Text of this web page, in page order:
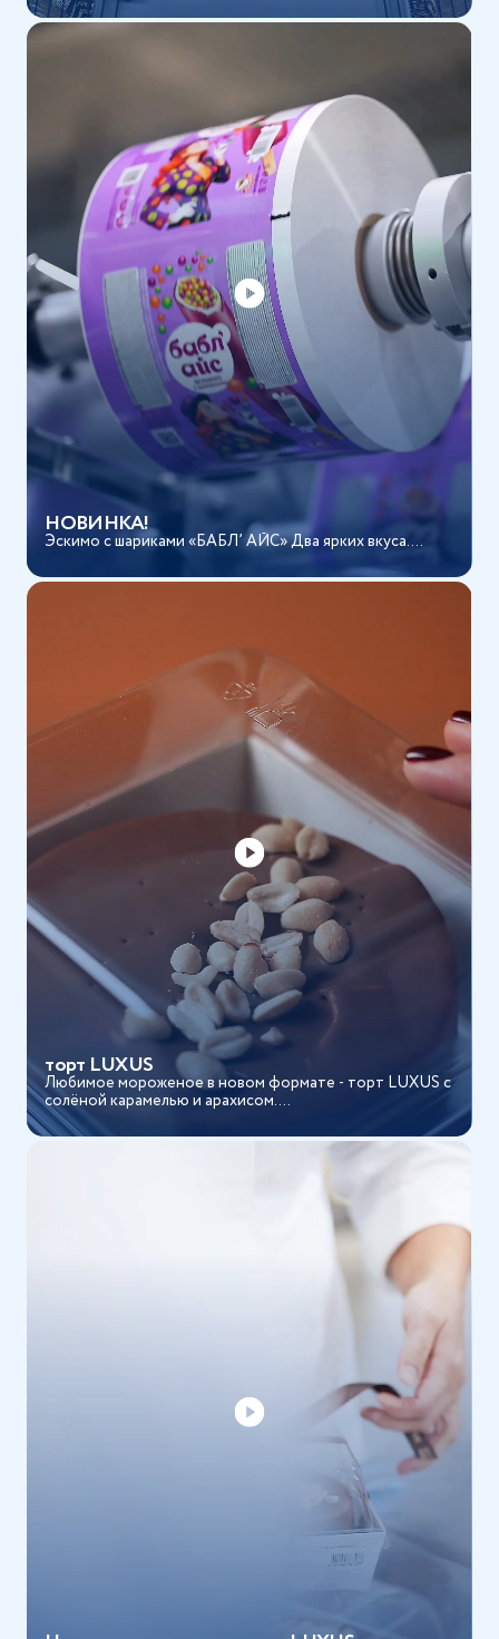
НОВИНКА!
Эскимо с шариками «БАБЛ’ АЙС» Два ярких вкуса....
торт LUXUS
Любимое мороженое в новом формате - торт LUXUS с
солёной карамелью и арахисом....